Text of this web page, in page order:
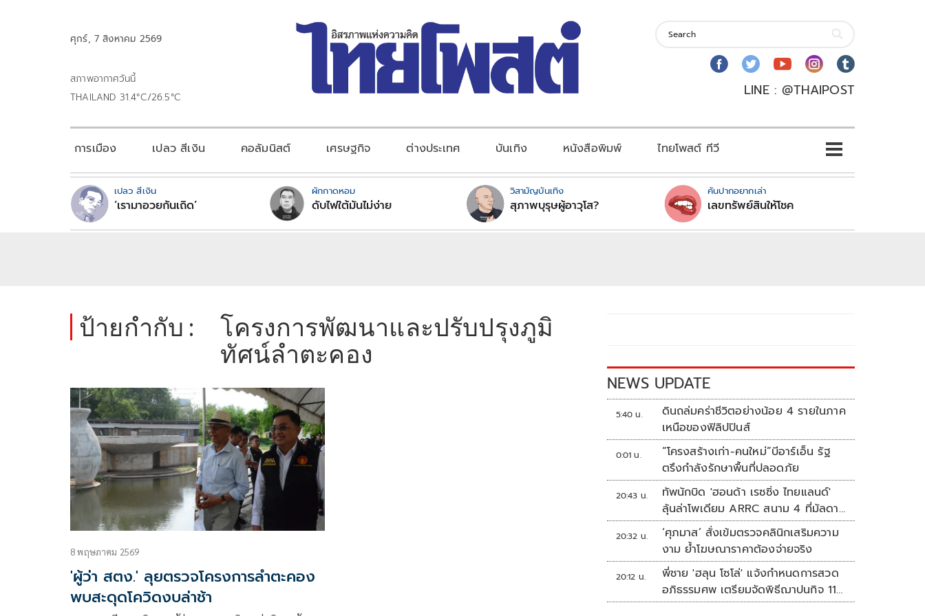
ศุกร์, 7 สิงหาคม 2569
สภาพอากาศวันนี้
THAILAND 31.4°C/26.5°C
LINE : @THAIPOST
การเมือง เปลว สีเงิน คอลัมนิสต์ เศรษฐกิจ ต่างประเทศ บันเทิง หนังสือพิมพ์ ไทยโพสต์ ทีวี
เปลว สีเงิน
‘เรามาอวยกันเถิด’
ผักกาดหอม
ดับไฟใต้มันไม่ง่าย
วิสามัญบันเทิง
สุภาพบุรุษผู้อาวุโส?
คันปากอยากเล่า
เลขทรัพย์สินให้โชค
ป้ายกำกับ :
โครงการพัฒนาและปรับปรุงภูมิ
ทัศน์ลำตะคอง
8 พฤษภาคม 2569
'ผู้ว่า สตง.' ลุยตรวจโครงการลำตะคอง
พบสะดุดโควิดงบล่าช้า
NEWS UPDATE
5:40 น.
ดินถล่มคร่าชีวิตอย่างน้อย 4 รายในภาค
เหนือของฟิลิปปินส์
0:01 น.
“โครงสร้างเก่า-คนใหม่”บีอาร์เอ็น รัฐ
ตรึงกำลังรักษาพื้นที่ปลอดภัย
20:43 น.
ทัพนักบิด 'ฮอนด้า เรซซิ่ง ไทยแลนด์'
ลุ้นล่าโพเดียม ARRC สนาม 4 ที่มัลดาลิ
กา
20:32 น.
‘ศุภมาส’ สั่งเข้มตรวจคลินิกเสริมความ
งาม ย้ำโฆษณาราคาต้องจ่ายจริง
20:12 น.
พี่ชาย 'ฮลุน โซโล่' แจ้งกำหนดการสวด
อภิธรรมศพ เตรียมจัดพิธีฌาปนกิจ 11
ส.ค.